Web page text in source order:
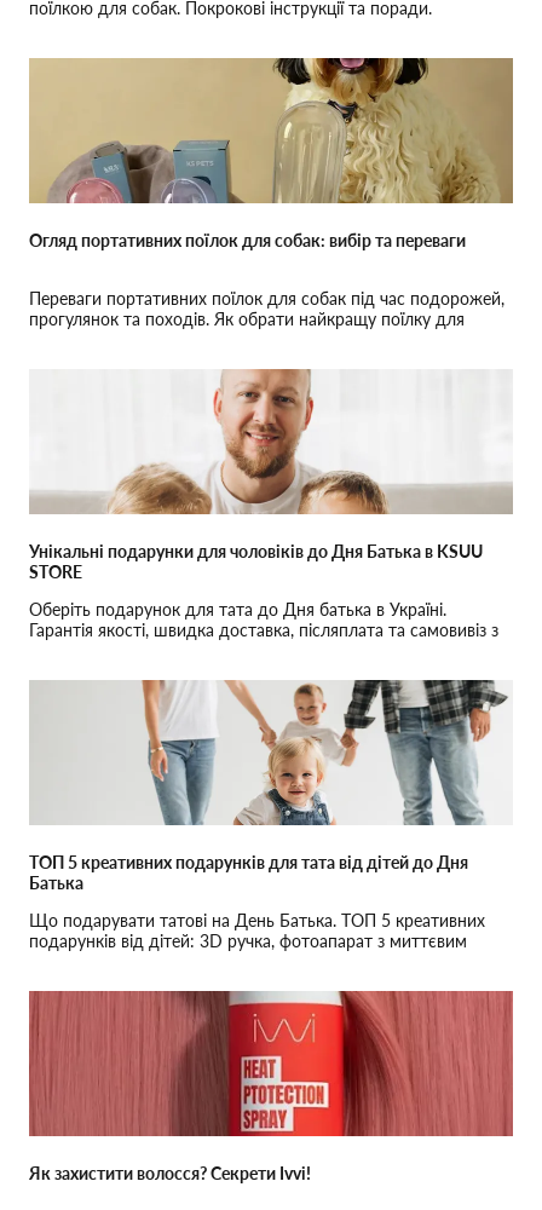
поїлкою для собак. Покрокові інструкції та поради.
Огляд портативних поїлок для собак: вибір та переваги
Переваги портативних поїлок для собак під час подорожей,
прогулянок та походів. Як обрати найкращу поїлку для
Унікальні подарунки для чоловіків до Дня Батька в KSUU
STORE
Оберіть подарунок для тата до Дня батька в Україні.
Гарантія якості, швидка доставка, післяплата та самовивіз з
ТОП 5 креативних подарунків для тата від дітей до Дня
Батька
Що подарувати татові на День Батька. ТОП 5 креативних
подарунків від дітей: 3D ручка, фотоапарат з миттєвим
Як захистити волосся? Секрети Ivvi!